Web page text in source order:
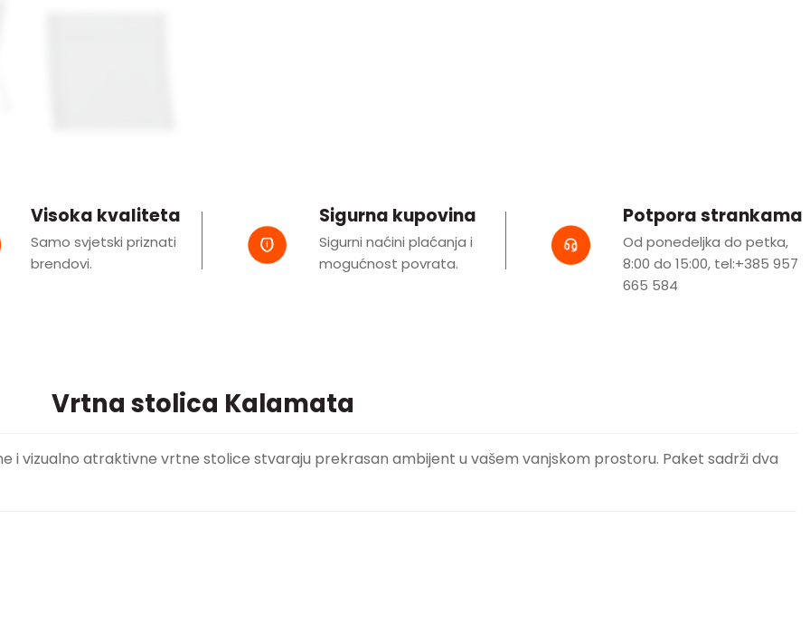
Visoka kvaliteta
Samo svjetski priznati
brendovi.
Sigurna kupovina
Sigurni naćini plaćanja i
mogućnost povrata.
Potpora strankama
Od ponedeljka do petka,
8:00 do 15:00, tel:+385 957
665 584
Vrtna stolica Kalamata
i vizualno atraktivne vrtne stolice stvaraju prekrasan ambijent u vašem vanjskom prostoru. Paket sadrži dva